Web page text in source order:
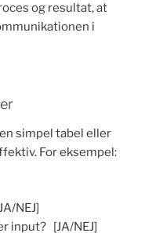
og resultat, at
i
simpel tabel eller
For eksempel:
NEJ]
input? [JA/NEJ]